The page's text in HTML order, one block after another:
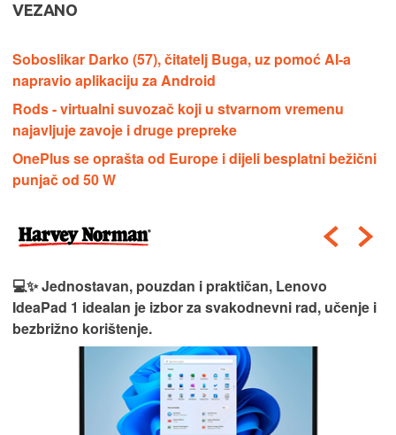
VEZANO
Soboslikar Darko (57), čitatelj Buga, uz pomoć AI-a
napravio aplikaciju za Android
Rods - virtualni suvozač koji u stvarnom vremenu
najavljuje zavoje i druge prepreke
OnePlus se oprašta od Europe i dijeli besplatni bežični
punjač od 50 W
💻✨ Jednostavan, pouzdan i praktičan, Lenovo
IdeaPad 1 idealan je izbor za svakodnevni rad, učenje i
bezbrižno korištenje.